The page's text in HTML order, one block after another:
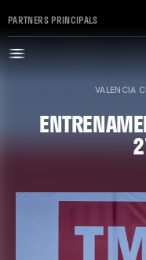
PARTNERS PRINCIPALS
VALENCIA